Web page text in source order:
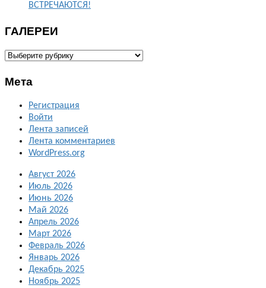
ВСТРЕЧАЮТСЯ!
ГАЛЕРЕИ
ГАЛЕРЕИ
Мета
Регистрация
Войти
Лента записей
Лента комментариев
WordPress.org
Август 2026
Июль 2026
Июнь 2026
Май 2026
Апрель 2026
Март 2026
Февраль 2026
Январь 2026
Декабрь 2025
Ноябрь 2025